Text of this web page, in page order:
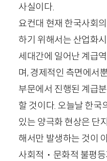
사실이다.
요컨대 현재 한국사회
하기 위해서는 산업화
세대간에 일어난 계급
며, 경제적인 측면에서
부문에서 진행된 계급
할 것이다. 오늘날 한국
있는 양극화 현상은 단
해서만 발생하는 것이
사회적・문화적 불평